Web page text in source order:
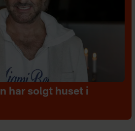
har solgt huset i